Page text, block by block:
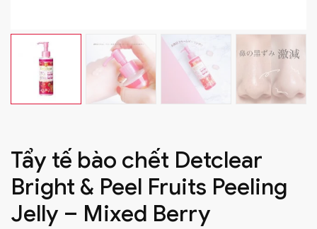
Tẩy tế bào chết Detclear
Bright & Peel Fruits Peeling
Jelly – Mixed Berry